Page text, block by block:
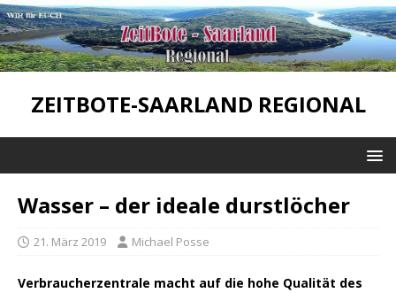
ZEITBOTE-SAARLAND REGIONAL
Wasser – der ideale durstlöcher
21. März 2019 Michael Posse
Verbraucherzentrale macht auf die hohe Qualität des